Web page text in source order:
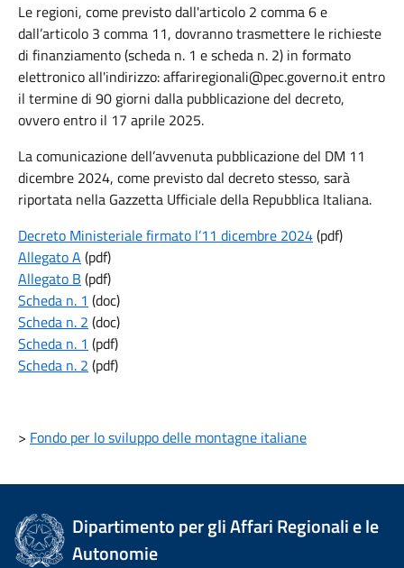
Le regioni, come previsto dall'articolo 2 comma 6 e
dall’articolo 3 comma 11, dovranno trasmettere le richieste
di finanziamento (scheda n. 1 e scheda n. 2) in formato
elettronico all'indirizzo: affariregionali@pec.governo.it entro
il termine di 90 giorni dalla pubblicazione del decreto,
ovvero entro il 17 aprile 2025.
La comunicazione dell’avvenuta pubblicazione del DM 11
dicembre 2024, come previsto dal decreto stesso, sarà
riportata nella Gazzetta Ufficiale della Repubblica Italiana.
Decreto Ministeriale firmato l’11 dicembre 2024(pdf)
Allegato A (pdf)
Allegato B (pdf)
Scheda n. 1 (doc)
Scheda n. 2 (doc)
Scheda n. 1 (pdf)
Scheda n. 2 (pdf)
> Fondo per lo sviluppo delle montagne italiane
Dipartimento per gli Affari Regionali e le
Autonomie